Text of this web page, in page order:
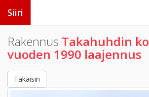
Siiri
Rakennus Takahuhdin
vuoden 1990 laajennus
Takaisin